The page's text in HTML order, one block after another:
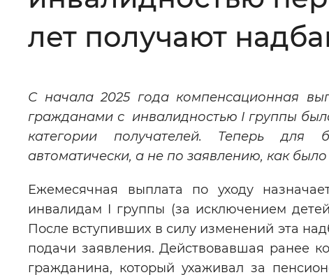
Звуковой ассистент
Вернуть стандартные настройки
лет получают
С начала 2025 года компенсационная
гражданами с инвалидностью I группы
категории получателей. Теперь для
автоматически, а не по заявлению, как было
Ежемесячная выплата по уходу
инвалидам I группы (за исключением
После вступивших в силу изменений эта
подачи заявления. Действовавшая ранее
гражданина, который ухаживал за